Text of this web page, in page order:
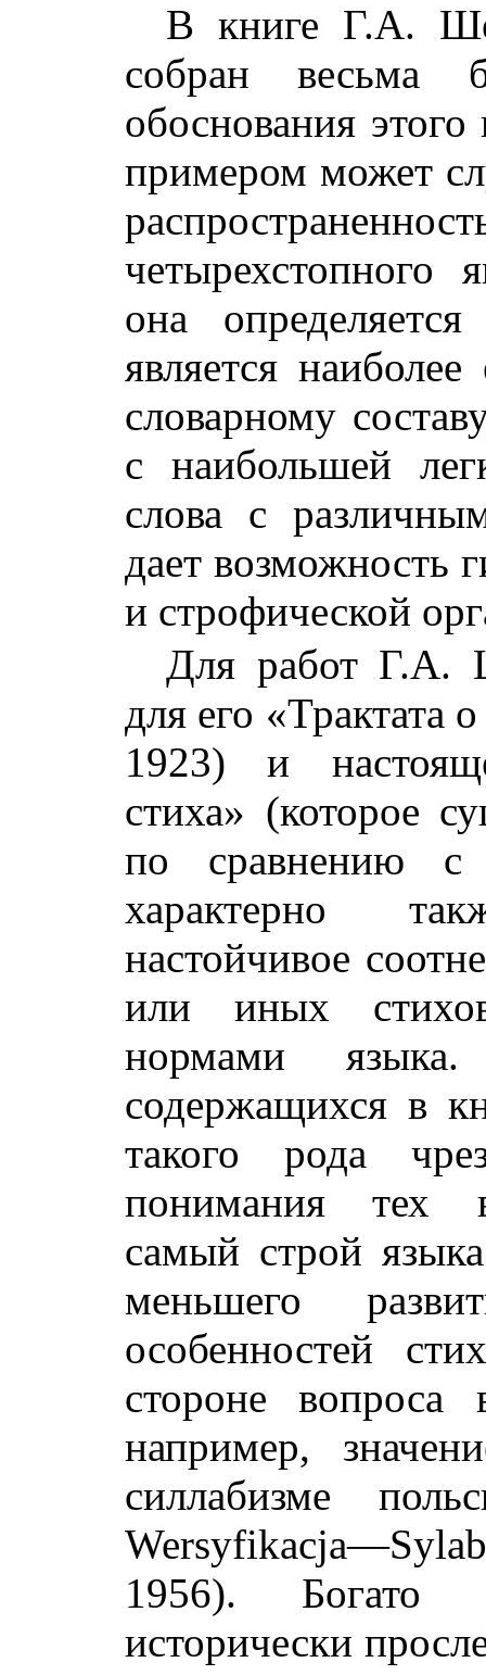
В книге Г.А.
собран весьма
обоснования
примером может
четырехстопного
она
является
словарному
с наибольшей
слова с
дает возможность
и строфической
Для работ Г.А.
для его «Трактата
1923) и
стиха» (которое
по сравнению с
характерно
настойчивое
или иных
нормами языка.
содержащихся в
такого рода
понимания тех
самый строй
меньшего
особенностей
стороне вопроса
например,
силлабизме
1956). Богато
исторически